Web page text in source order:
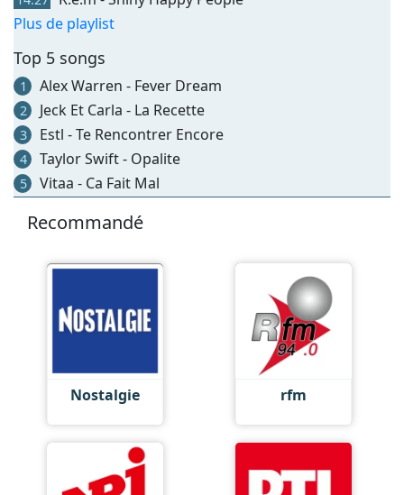
Plus de playlist
Top 5 songs
1 Alex Warren - Fever Dream
2 Jeck Et Carla - La Recette
3 Estl - Te Rencontrer Encore
4 Taylor Swift - Opalite
5 Vitaa - Ca Fait Mal
Recommandé
Nostalgie rfm